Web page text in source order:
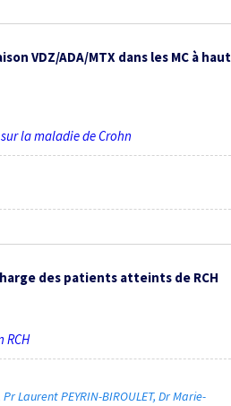
VDZ/ADA/MTX dans les MC à haut
la maladie de Crohn
des patients atteints de RCH
RCH
Pr Laurent PEYRIN-BIROULET Dr Marie-